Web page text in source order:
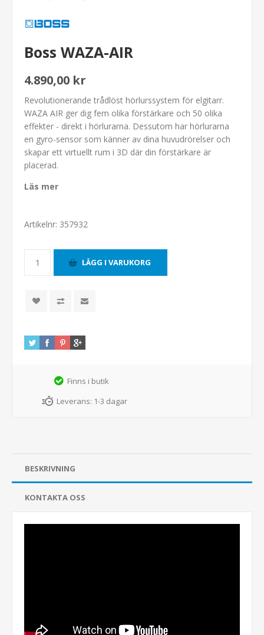
Boss WAZA-AIR
4.890,00 kr
Revolutionerande trådlöst hörlurssystem för elgitarr.
WAZA AIR ger dig fem olika förstärkare och 50 olika
effekter - direkt i hörlurarna. Dessutom har hörlurarna
en gyro-sensor som känner av dina huvudrörelser och
skapar ett virtuellt rum i 3D där din förstärkare är
placerad.
Läs mer
Artikelnr: 357932
Finns i butik
Leverans: 1-3 dagar
BESKRIVNING
KONTAKTA OSS